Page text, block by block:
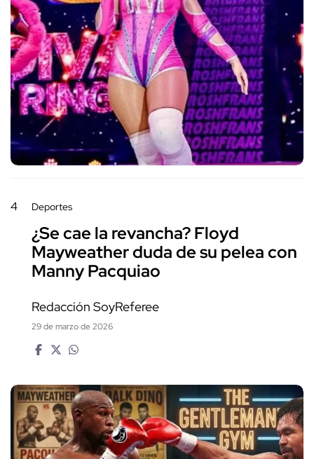
4 Deportes
¿Se cae la revancha? Floyd
Mayweather duda de su pelea con
Manny Pacquiao
Redacción SoyReferee
29 de marzo de 2026